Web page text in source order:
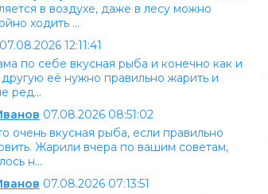
в воздухе, даже в лесу можно
ходить ...
07.08.2026 12:11:41
по себе вкусная рыба и конечно как и
её нужно правильно жарить и
ред...
07.08.2026 08:51:02
очень вкусная рыба, если правильно
Жарили вчера по вашим советам,
н...
07.08.2026 07:13:51